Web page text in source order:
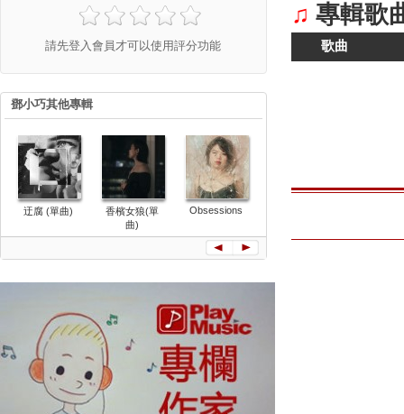
請先登入會員才可以使用評分功能
鄧小巧其他專輯
迂腐 (單曲)
香檳女狼(單
曲)
Obsessions
♫ 專輯歌
歌曲